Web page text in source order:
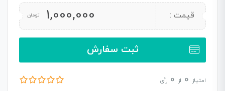
قیمت : 1,000,000 تومان
ثبت سفارش
امتیاز 0 از 0 رأی